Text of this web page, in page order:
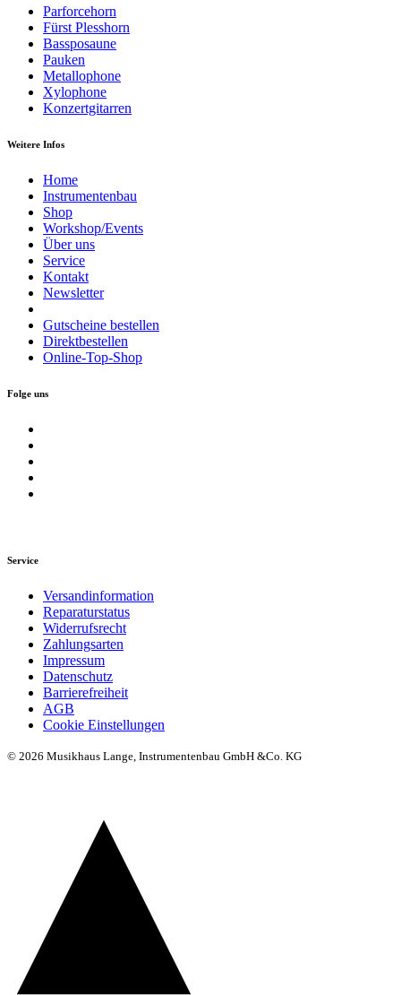
Parforcehorn
Fürst Plesshorn
Bassposaune
Pauken
Metallophone
Xylophone
Konzertgitarren
Weitere Infos
Home
Instrumentenbau
Shop
Workshop/Events
Über uns
Service
Kontakt
Newsletter
Gutscheine bestellen
Direktbestellen
Online-Top-Shop
Folge uns
Service
Versandinformation
Reparaturstatus
Widerrufsrecht
Zahlungsarten
Impressum
Datenschutz
Barrierefreiheit
AGB
Cookie Einstellungen
© 2026 Musikhaus Lange, Instrumentenbau GmbH &Co. KG